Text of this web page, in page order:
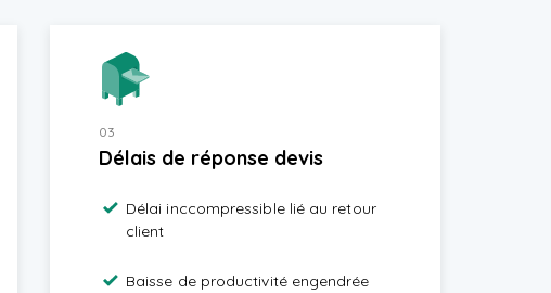
03
Délais de réponse devis
Délai inccompressible lié au retour
client
Baisse de productivité engendrée